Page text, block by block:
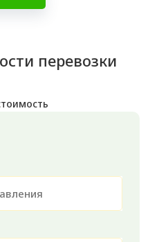
перевозки